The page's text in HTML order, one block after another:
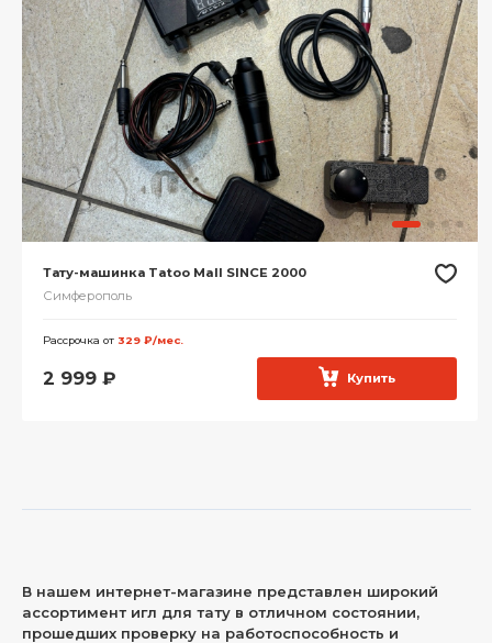
Тату-машинка Tatoo Mall SINCE 2000
Симферополь
Рассрочка от 329 ₽/мес.
2 999 ₽ Купить
В нашем интернет-магазине представлен широкий
ассортимент игл для тату в отличном состоянии,
прошедших проверку на работоспособность и